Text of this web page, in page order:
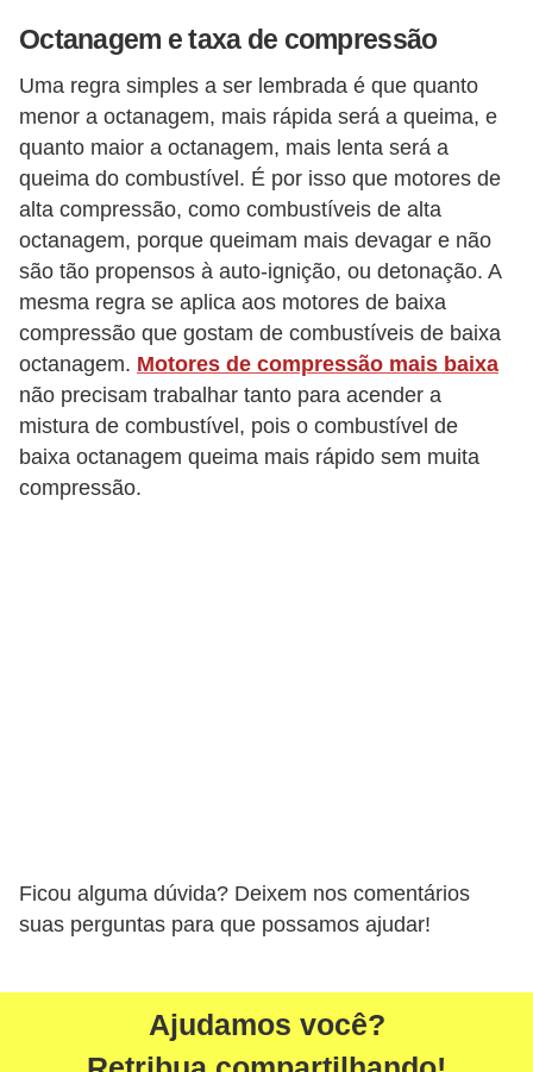
Octanagem e taxa de compressão
Uma regra simples a ser lembrada é que quanto
menor a octanagem, mais rápida será a queima, e
quanto maior a octanagem, mais lenta será a
queima do combustível. É por isso que motores de
alta compressão, como combustíveis de alta
octanagem, porque queimam mais devagar e não
são tão propensos à auto-ignição, ou detonação. A
mesma regra se aplica aos motores de baixa
compressão que gostam de combustíveis de baixa
octanagem. Motores de compressão mais baixa
não precisam trabalhar tanto para acender a
mistura de combustível, pois o combustível de
baixa octanagem queima mais rápido sem muita
compressão.
Ficou alguma dúvida? Deixem nos comentários
suas perguntas para que possamos ajudar!
Ajudamos você?
s
o
b
r
e
o
t
r
â
n
s
i
t
o
T